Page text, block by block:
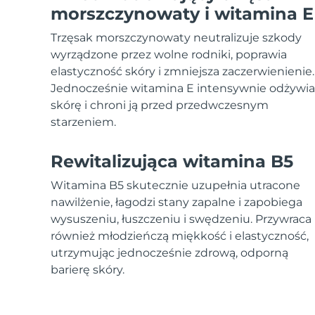
morszczynowaty i witamina E
Trzęsak morszczynowaty neutralizuje szkody
wyrządzone przez wolne rodniki, poprawia
elastyczność skóry i zmniejsza zaczerwienienie.
Jednocześnie witamina E intensywnie odżywia
skórę i chroni ją przed przedwczesnym
starzeniem.
Rewitalizująca witamina B5
Witamina B5 skutecznie uzupełnia utracone
nawilżenie, łagodzi stany zapalne i zapobiega
wysuszeniu, łuszczeniu i swędzeniu. Przywraca
również młodzieńczą miękkość i elastyczność,
utrzymując jednocześnie zdrową, odporną
barierę skóry.
All acne treatment devices
All revitalizing eye massagers
Pielęgnacja skóry KIWI™
Advanced pore care essentials
LUNA™ Dual-Peptide Scalp
Serum
For healthy hair
issa™ Teeth Whitening Gel
Kosmetyki Mężczyźni
FOREO APP
O NAS